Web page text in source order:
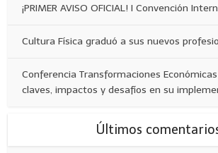
¡PRIMER AVISO OFICIAL! I Convención
Cultura Física graduó a sus nuevos
Conferencia Transformaciones
claves, impactos y desafíos en su
Últimos